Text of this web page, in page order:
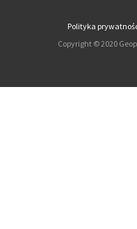
Polityka
Copyright © 2020